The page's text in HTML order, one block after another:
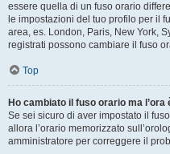
essere quella di un fuso orario
le impostazioni del tuo profilo per il
area, es. London, Paris, New York,
registrati possono cambiare il fuso
Top
Ho cambiato il fuso orario ma
Se sei sicuro di aver impostato il
allora l’orario memorizzato
amministratore per correggere il